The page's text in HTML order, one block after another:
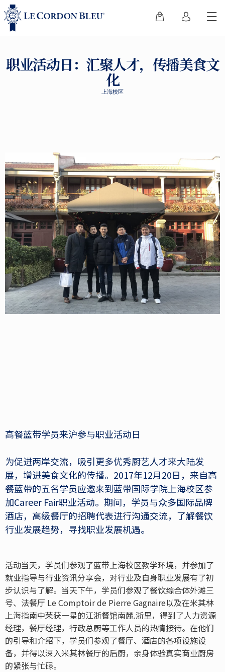
职业活动日：汇聚人才，传播美食文
化
上海校区
高餐蓝带学员来沪参与职业活动日
为促进两岸交流，吸引更多优秀厨艺人才来大陆发
展，增进美食文化的传播。2017年12月20日，来自高
餐蓝带的五名学员应邀来到蓝带国际学院上海校区参
加Career Fair职业活动。期间，学员与众多国际品牌
酒店，高级餐厅的招聘代表进行沟通交流，了解餐饮
行业发展趋势，寻找职业发展机遇。
活动当天，学员们参观了蓝带上海校区教学环境，并参加了
就业指导与行业资讯分享会，对行业及自身职业发展有了初
步认识与了解。当天下午，学员们参观了餐饮综合体外滩三
号、法餐厅 Le Comptoir de Pierre Gagnaire以及在米其林
上海指南中荣获一星的江浙餐馆南麓.浙里，得到了人力资源
经理，餐厅经理，行政总厨等工作人员的热情接待。在他们
的引导和介绍下，学员们参观了餐厅、酒店的各项设施设
备，并得以深入米其林餐厅的后厨，亲身体验真实商业厨房
的紧张与忙碌。